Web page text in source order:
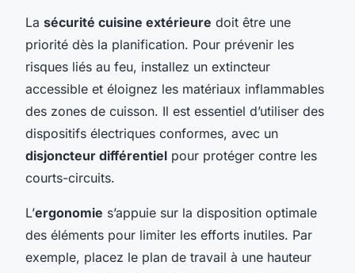
La sécurité cuisine extérieure doit être une
priorité dès la planification. Pour prévenir les
risques liés au feu, installez un extincteur
accessible et éloignez les matériaux inflammables
des zones de cuisson. Il est essentiel d’utiliser des
dispositifs électriques conformes, avec un
disjoncteur différentiel pour protéger contre les
courts-circuits.
L’ergonomie s’appuie sur la disposition optimale
des éléments pour limiter les efforts inutiles. Par
exemple, placez le plan de travail à une hauteur